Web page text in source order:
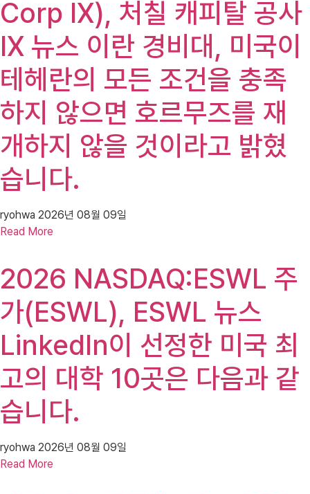
Corp IX), 처칠 캐피탈 공사
IX 뉴스 이란 경비대, 미국이
테헤란의 모든 조건을 충족
하지 않으면 호르무즈를 재
개하지 않을 것이라고 밝혔
습니다.
ryohwa 2026년 08월 09일
Read More
2026 NASDAQ:ESWL 주
가(ESWL), ESWL 뉴스
LinkedIn이 선정한 미국 최
고의 대학 10곳은 다음과 같
습니다.
ryohwa 2026년 08월 09일
Read More